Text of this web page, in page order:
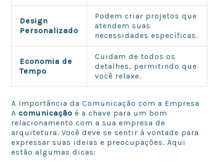
Design
Personalizado
Podem criar projetos que
atendem suas
necessidades específicas.
Economia de
Tempo
Cuidam de todos os
detalhes, permitindo que
você relaxe.
A Importância da Comunicação com a Empresa
A comunicação é a chave para um bom
relacionamento com a sua empresa de
arquitetura. Você deve se sentir à vontade para
expressar suas ideias e preocupações. Aqui
estão algumas dicas: